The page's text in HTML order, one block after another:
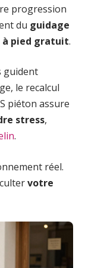
progression
du guidage
pied gratuit.
guident
le recalcul
piéton assure
stress,
.
réel.
votre